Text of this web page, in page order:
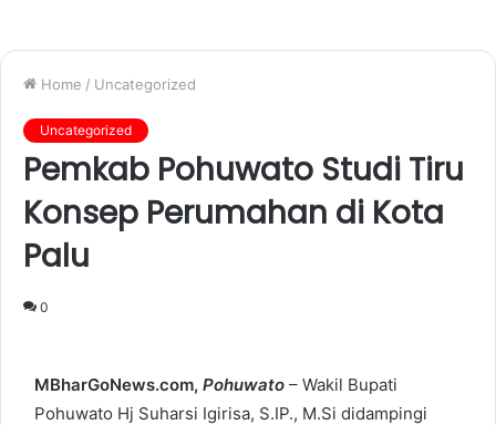
Home / Uncategorized
Uncategorized
Pemkab Pohuwato Studi Tiru
Konsep Perumahan di Kota
Palu
0
MBharGoNews.com, Pohuwato – Wakil Bupati
Pohuwato Hj Suharsi Igirisa, S.IP., M.Si didampingi